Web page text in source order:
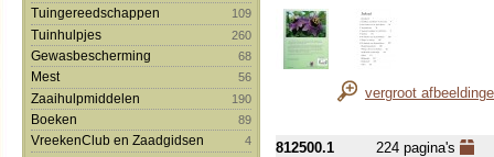
Tuingereedschappen 109
Tuinhulpjes 260
Gewasbescherming 68
Mest 56
Zaaihulpmiddelen 190
Boeken 89
VreekenClub en Zaadgidsen 4
vergroot
812500.1
224 pagina's